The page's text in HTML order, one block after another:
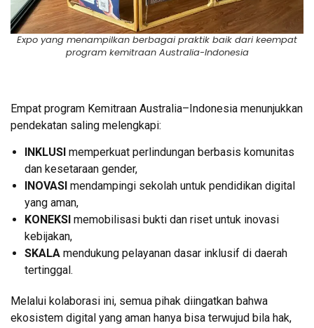
Expo yang menampilkan berbagai praktik baik dari keempat
program kemitraan Australia-Indonesia
Empat program Kemitraan Australia–Indonesia menunjukkan
pendekatan saling melengkapi:
INKLUSI memperkuat perlindungan berbasis komunitas
dan kesetaraan gender,
INOVASI mendampingi sekolah untuk pendidikan digital
yang aman,
KONEKSI memobilisasi bukti dan riset untuk inovasi
kebijakan,
SKALA mendukung pelayanan dasar inklusif di daerah
tertinggal.
Melalui kolaborasi ini, semua pihak diingatkan bahwa
ekosistem digital yang aman hanya bisa terwujud bila hak,